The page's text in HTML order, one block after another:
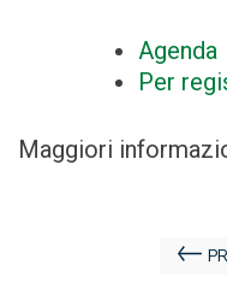
Agenda
Per
Maggiori
Navigazione